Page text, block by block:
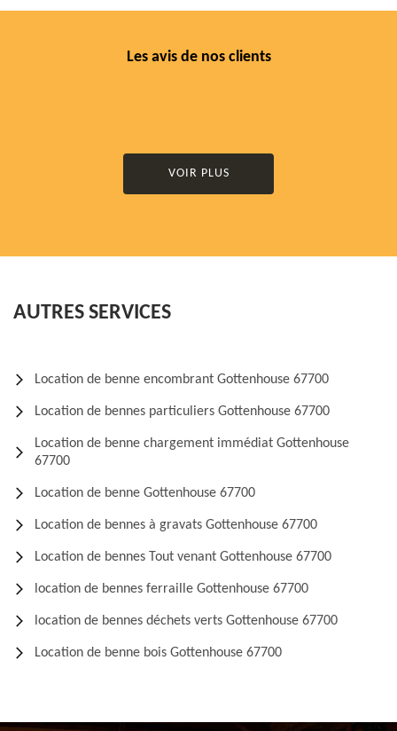
Les avis de nos clients
VOIR PLUS
AUTRES SERVICES
Location de benne encombrant Gottenhouse 67700
Location de bennes particuliers Gottenhouse 67700
Location de benne chargement immédiat Gottenhouse
67700
Location de benne Gottenhouse 67700
Location de bennes à gravats Gottenhouse 67700
Location de bennes Tout venant Gottenhouse 67700
location de bennes ferraille Gottenhouse 67700
location de bennes déchets verts Gottenhouse 67700
Location de benne bois Gottenhouse 67700